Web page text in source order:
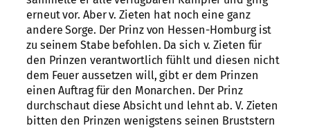
erneut vor. Aber v. Zieten hat noch eine ganz
andere Sorge. Der Prinz von Hessen-Homburg ist
zu seinem Stabe befohlen. Da sich v. Zieten für
den Prinzen verantwortlich fühlt und diesen nicht
dem Feuer aussetzen will, gibt er dem Prinzen
einen Auftrag für den Monarchen. Der Prinz
durchschaut diese Absicht und lehnt ab. V. Zieten
bitten den Prinzen wenigstens seinen Bruststern